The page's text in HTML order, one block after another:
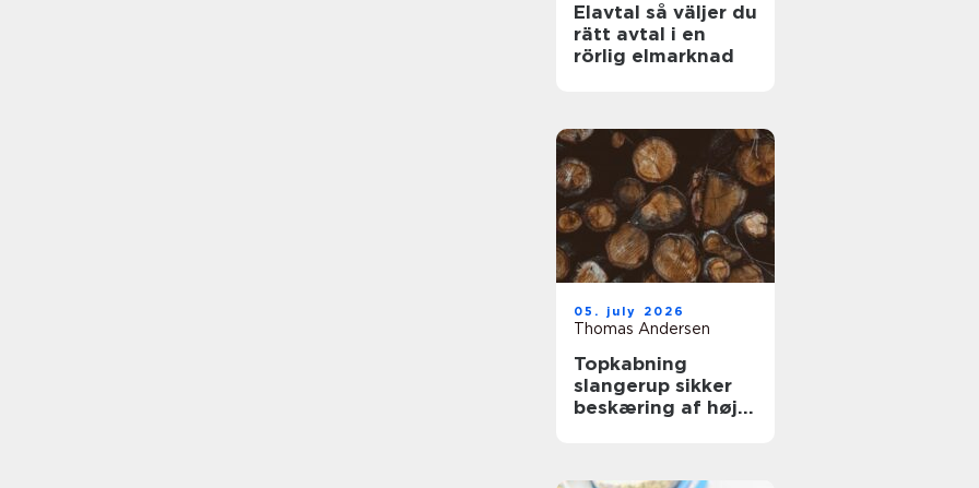
Elavtal så väljer du
rätt avtal i en
rörlig elmarknad
05. july 2026
Thomas Andersen
Topkabning
slangerup sikker
beskæring af høje